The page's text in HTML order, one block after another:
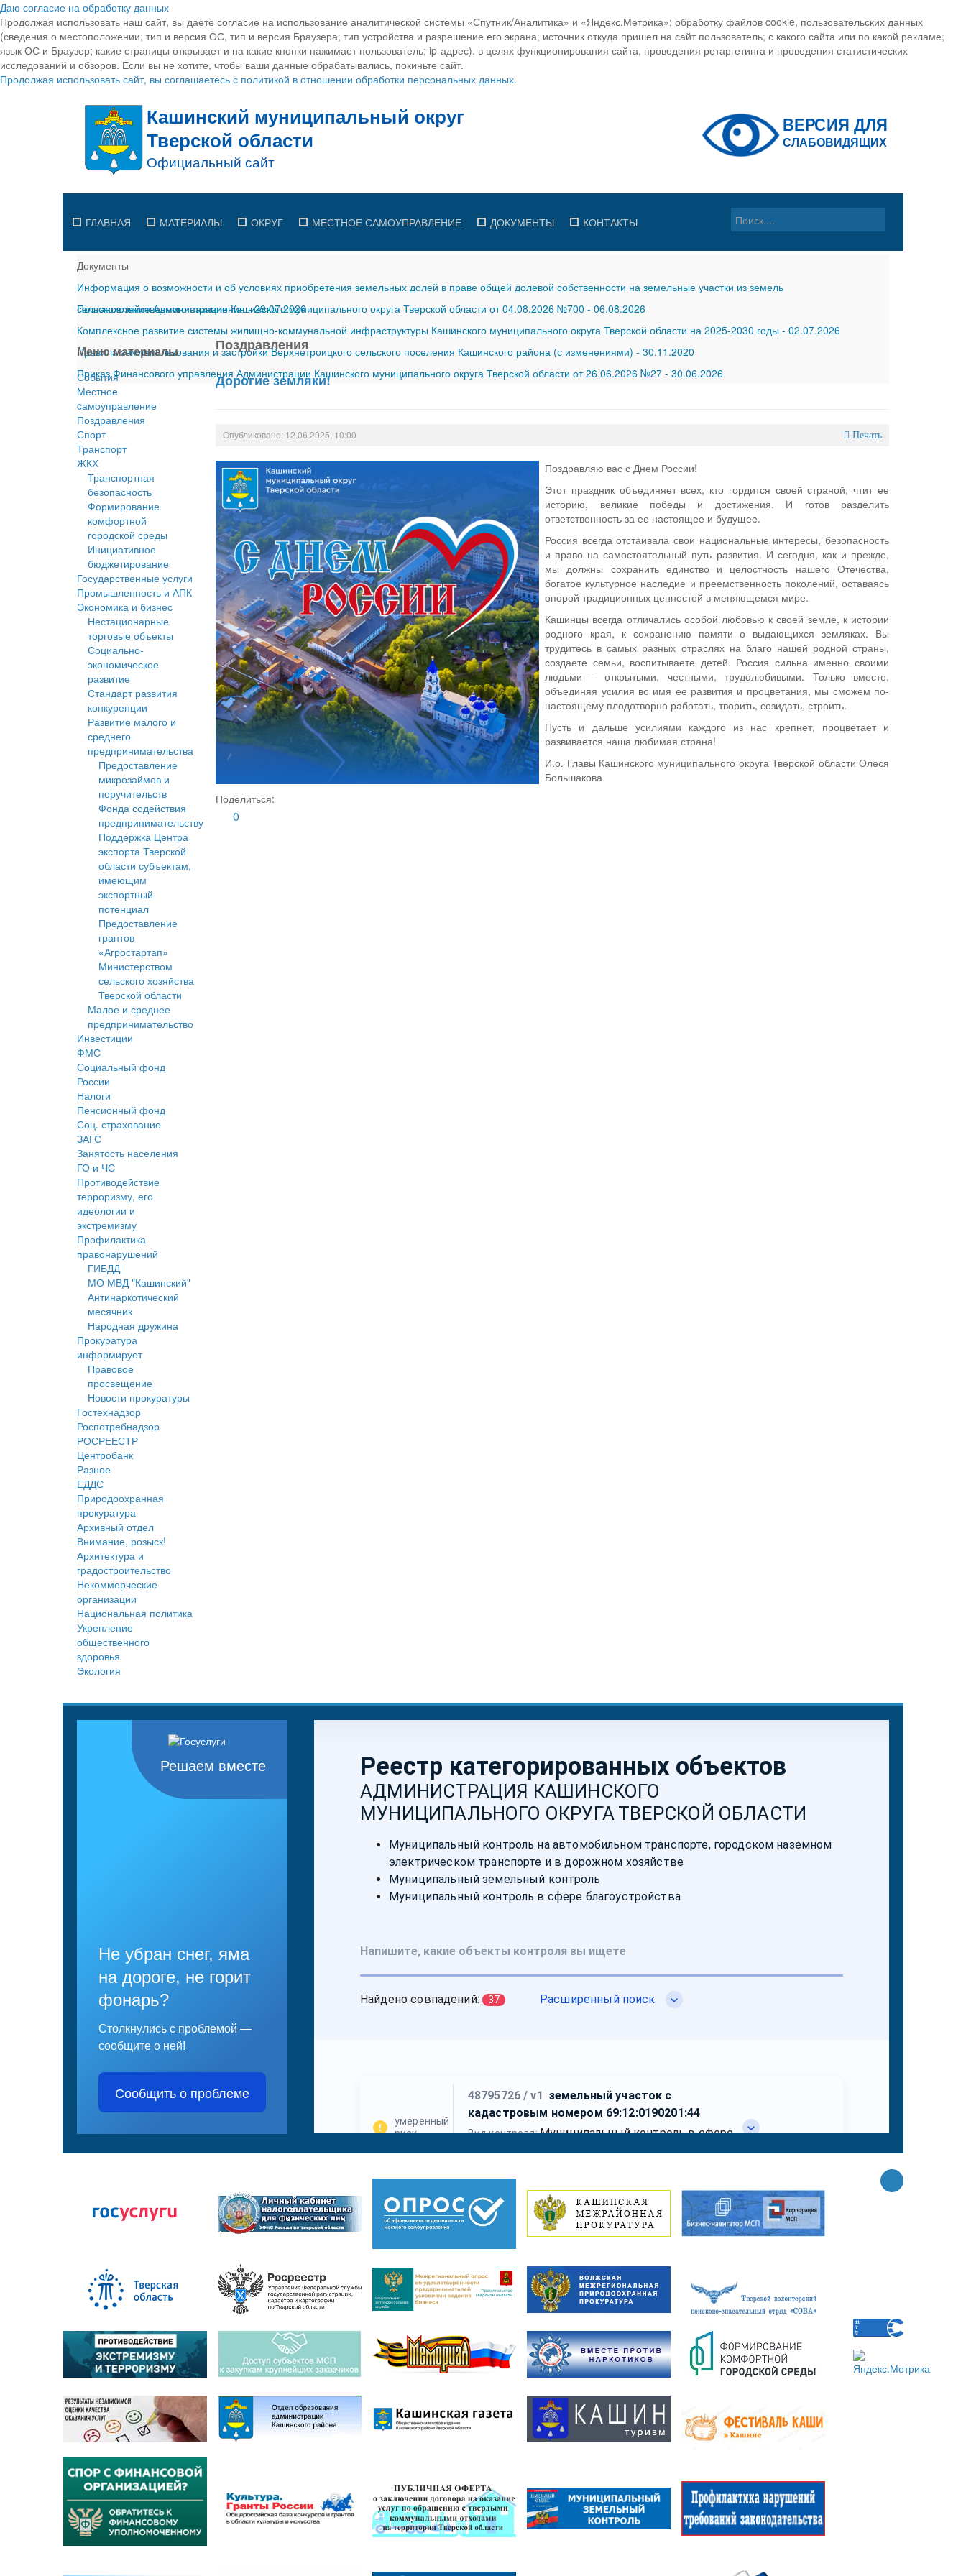
Даю согласие на обработку данных
Продолжая использовать наш сайт, вы даете согласие на использование аналитической системы «Спутник/Аналитика» и «Яндекс.Метрика»; обработку файлов cookie, пользовательских данных
(сведения о местоположении; тип и версия ОС, тип и версия Браузера; тип устройства и разрешение его экрана; источник откуда пришел на сайт пользователь; с какого сайта или по какой рекламе;
язык ОС и Браузер; какие страницы открывает и на какие кнопки нажимает пользователь; ip-адрес). в целях функционирования сайта, проведения ретаргетинга и проведения статистических
исследований и обзоров. Если вы не хотите, чтобы ваши данные обрабатывались, покиньте сайт.
Продолжая использовать сайт, вы соглашаетесь с политикой в отношении обработки персональных данных.
ГЛАВНАЯ МАТЕРИАЛЫ ОКРУГ МЕСТНОЕ САМОУПРАВЛЕНИЕ ДОКУМЕНТЫ КОНТАКТЫ
Документы
Информация о возможности и об условиях приобретения земельных долей в праве общей долевой собственности на земельные участки из земель
сельскохозяйственного назначения-29.07.2026
Постановление Администрации Кашинского муниципального округа Тверской области от 04.08.2026 №700 - 06.08.2026
Комплексное развитие системы жилищно-коммунальной инфраструктуры Кашинского муниципального округа Тверской области на 2025-2030 годы - 02.07.2026
Правила землепользования и застройки Верхнетроицкого сельского поселения Кашинского района (с изменениями) - 30.11.2020
Приказ Финансового управления Администрации Кашинского муниципального округа Тверской области от 26.06.2026 №27 - 30.06.2026
Меню материалы
События
Местное
cамоуправление
Поздравления
Спорт
Транспорт
ЖКХ
Транспортная
безопасность
Формирование
комфортной
городской среды
Инициативное
бюджетирование
Государственные услуги
Промышленность и АПК
Экономика и бизнес
Нестационарные
торговые объекты
Социально-
экономическое
развитие
Стандарт развития
конкуренции
Развитие малого и
среднего
предпринимательства
Предоставление
микрозаймов и
поручительств
Фонда содействия
предпринимательству
Поддержка Центра
экспорта Тверской
области субъектам,
имеющим
экспортный
потенциал
Предоставление
грантов
«Агростартап»
Министерством
сельского хозяйства
Тверской области
Малое и среднее
предпринимательство
Инвестиции
ФМС
Социальный фонд
России
Налоги
Пенсионный фонд
Соц. страхование
ЗАГС
Занятость населения
ГО и ЧС
Противодействие
терроризму, его
идеологии и
экстремизму
Профилактика
правонарушений
ГИБДД
МО МВД "Кашинский"
Антинаркотический
месячник
Народная дружина
Прокуратура
информирует
Правовое
просвещение
Новости прокуратуры
Гостехнадзор
Роспотребнадзор
РОСРЕЕСТР
Центробанк
Разное
ЕДДС
Природоохранная
прокуратура
Архивный отдел
Внимание, розыск!
Архитектура и
градостроительство
Некоммерческие
организации
Национальная политика
Укрепление
общественного
здоровья
Экология
Поздравления
Дорогие земляки!
Опубликовано: 12.06.2025, 10:00 Печать
Поздравляю вас с Днем России!
Этот праздник объединяет всех, кто гордится своей страной, чтит ее
историю, великие победы и достижения. И готов разделить
ответственность за ее настоящее и будущее.
Россия всегда отстаивала свои национальные интересы, безопасность
и право на самостоятельный путь развития. И сегодня, как и прежде,
мы должны сохранить единство и целостность нашего Отечества,
богатое культурное наследие и преемственность поколений, оставаясь
опорой традиционных ценностей в меняющемся мире.
Кашинцы всегда отличались особой любовью к своей земле, к истории
родного края, к сохранению памяти о выдающихся земляках. Вы
трудитесь в самых разных отраслях на благо нашей родной страны,
создаете семьи, воспитываете детей. Россия сильна именно своими
людьми – открытыми, честными, трудолюбивыми. Только вместе,
объединяя усилия во имя ее развития и процветания, мы сможем по-
настоящему плодотворно работать, творить, созидать, строить.
Пусть и дальше усилиями каждого из нас крепнет, процветает и
развивается наша любимая страна!
И.о. Главы Кашинского муниципального округа Тверской области Олеся
Большакова
Поделиться:
0
Решаем вместе
Не убран снег, яма
на дороге, не горит
фонарь?
Столкнулись с проблемой —
сообщите о ней!
Сообщить о проблеме